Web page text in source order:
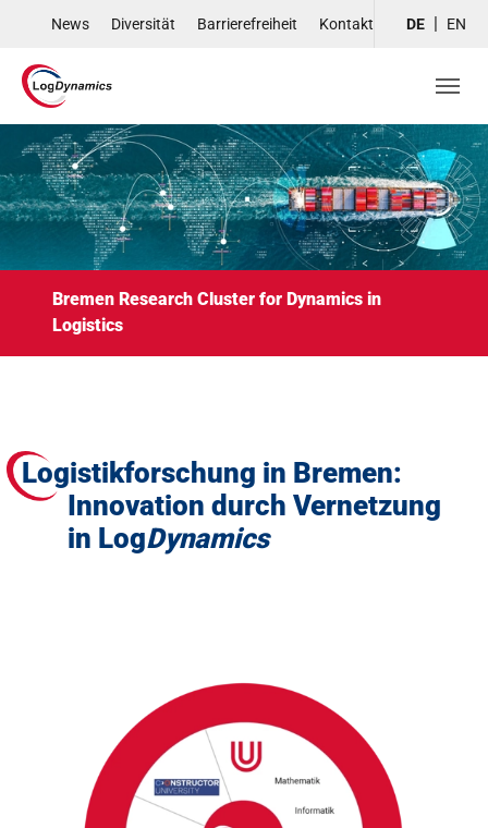
News Diversität Barrierefreiheit Kontakt DE EN
Bremen Research Cluster for Dynamics in
Logistics
Logistikforschung in Bremen:
Innovation durch Vernetzung
in LogDynamics